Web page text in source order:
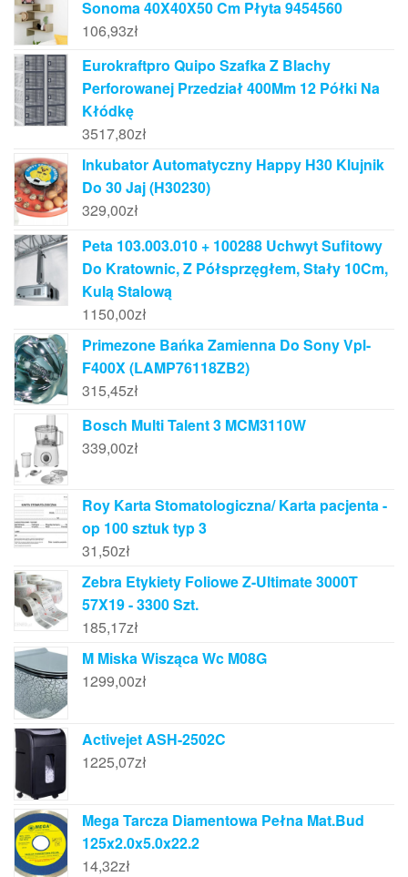
Sonoma 40X40X50 Cm Płyta 9454560
106,93zł
Eurokraftpro Quipo Szafka Z Blachy
Perforowanej Przedział 400Mm 12 Półki Na
Kłódkę
3517,80zł
Inkubator Automatyczny Happy H30 Klujnik
Do 30 Jaj (H30230)
329,00zł
Peta 103.003.010 + 100288 Uchwyt Sufitowy
Do Kratownic, Z Półsprzęgłem, Stały 10Cm,
Kulą Stalową
1150,00zł
Primezone Bańka Zamienna Do Sony Vpl-
F400X (LAMP76118ZB2)
315,45zł
Bosch Multi Talent 3 MCM3110W
339,00zł
Roy Karta Stomatologiczna/ Karta pacjenta -
op 100 sztuk typ 3
31,50zł
Zebra Etykiety Foliowe Z-Ultimate 3000T
57X19 - 3300 Szt.
185,17zł
M Miska Wisząca Wc M08G
1299,00zł
Activejet ASH-2502C
1225,07zł
Mega Tarcza Diamentowa Pełna Mat.Bud
125x2.0x5.0x22.2
14,32zł